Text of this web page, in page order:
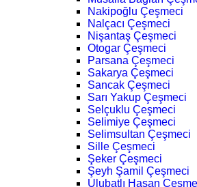
Nakipoğlu Çeşmeci
Nalçacı Çeşmeci
Nişantaş Çeşmeci
Otogar Çeşmeci
Parsana Çeşmeci
Sakarya Çeşmeci
Sancak Çeşmeci
Sarı Yakup Çeşmeci
Selçuklu Çeşmeci
Selimiye Çeşmeci
Selimsultan Çeşmeci
Sille Çeşmeci
Şeker Çeşmeci
Şeyh Şamil Çeşmeci
Ulubatlı Hasan